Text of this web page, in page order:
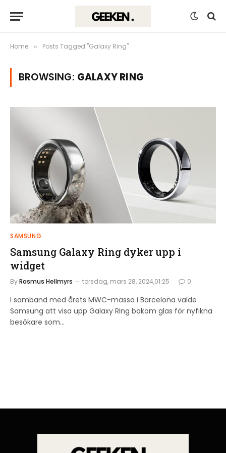
Home » Posts Tagged "Galaxy Ring"
BROWSING: GALAXY RING
SAMSUNG
Samsung Galaxy Ring dyker upp i
widget
ByRasmus Hellmyrs torsdag, mars 28, 2024,01:25 0
I samband med årets MWC-mässa i Barcelona valde
Samsung att visa upp Galaxy Ring bakom glas för nyfikna
besökare som…